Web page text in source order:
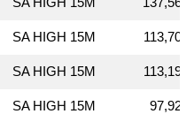
SA HIGH 15M 113,703
SA HIGH 15M 113,190
SA HIGH 15M 97,920